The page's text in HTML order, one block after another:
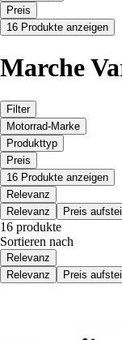
Preis
16 Produkte anzeigen
Marche
Filter
Motorrad-Marke
Produkttyp
Preis
16 Produkte anzeigen
Relevanz
Relevanz
Preis
16 produkte
Sortieren nach
Relevanz
Relevanz
Preis